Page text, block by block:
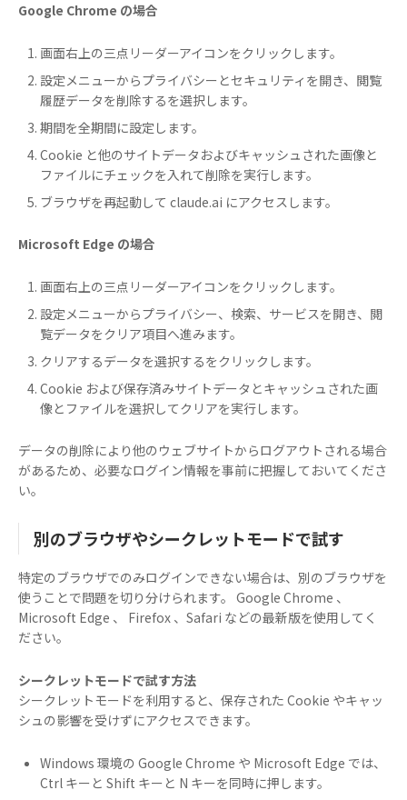
Google Chrome の場合
画面右上の三点リーダーアイコンをクリックします。
設定メニューからプライバシーとセキュリティを開き、閲覧
履歴データを削除するを選択します。
期間を全期間に設定します。
Cookie と他のサイトデータおよびキャッシュされた画像と
ファイルにチェックを入れて削除を実行します。
ブラウザを再起動して claude.ai にアクセスします。
Microsoft Edge の場合
画面右上の三点リーダーアイコンをクリックします。
設定メニューからプライバシー、検索、サービスを開き、閲
覧データをクリア項目へ進みます。
クリアするデータを選択するをクリックします。
Cookie および保存済みサイトデータとキャッシュされた画
像とファイルを選択してクリアを実行します。
データの削除により他のウェブサイトからログアウトされる場合
があるため、必要なログイン情報を事前に把握しておいてくださ
い。
別のブラウザやシークレットモードで試す
特定のブラウザでのみログインできない場合は、別のブラウザを
使うことで問題を切り分けられます。 Google Chrome 、
Microsoft Edge 、 Firefox 、Safari などの最新版を使用してく
ださい。
シークレットモードで試す方法
シークレットモードを利用すると、保存された Cookie やキャッ
シュの影響を受けずにアクセスできます。
Windows 環境の Google Chrome や Microsoft Edge では、
Ctrl キーと Shift キーと N キーを同時に押します。